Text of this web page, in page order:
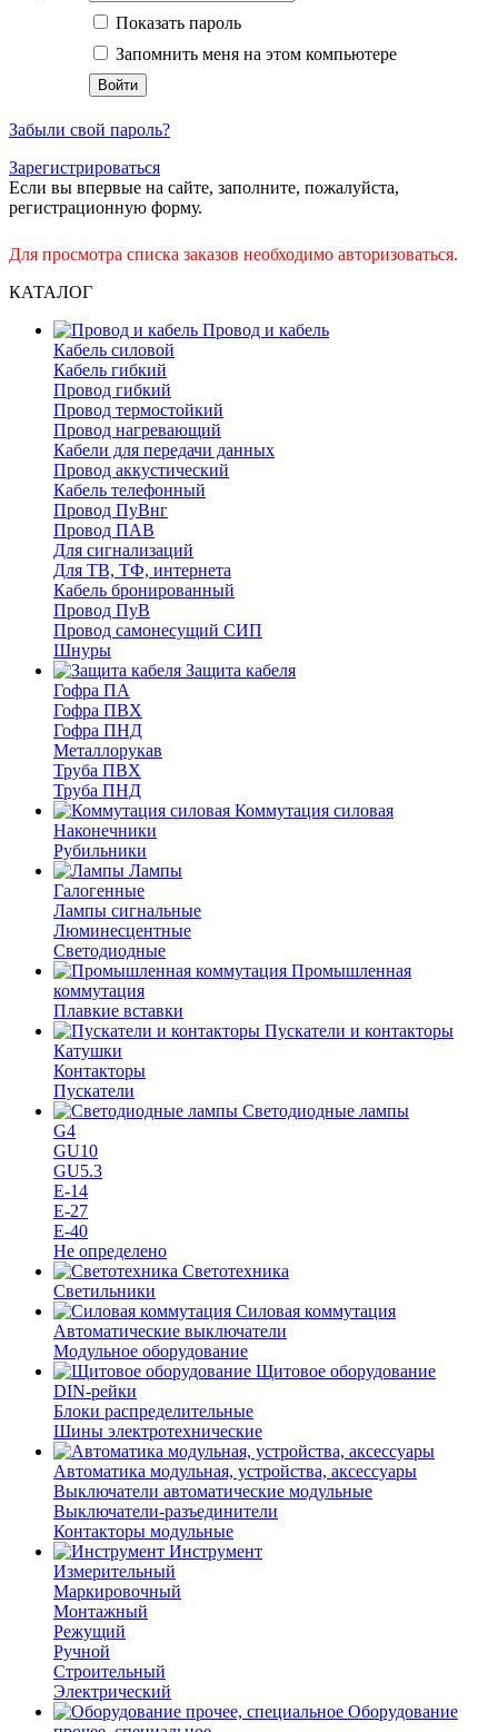
Показать пароль
Запомнить меня на этом компьютере
Забыли свой пароль?
Зарегистрироваться
Если вы впервые на сайте, заполните, пожалуйста,
регистрационную форму.
Для просмотра списка заказов необходимо авторизоваться.
КАТАЛОГ
Провод и кабель
Кабель силовой
Кабель гибкий
Провод гибкий
Провод термостойкий
Провод нагревающий
Кабели для передачи данных
Провод аккустический
Кабель телефонный
Провод ПуВнг
Провод ПАВ
Для сигнализаций
Для ТВ, ТФ, интернета
Кабель бронированный
Провод ПуВ
Провод самонесущий СИП
Шнуры
Защита кабеля
Гофра ПА
Гофра ПВХ
Гофра ПНД
Металлорукав
Труба ПВХ
Труба ПНД
Коммутация силовая
Наконечники
Рубильники
Лампы
Галогенные
Лампы сигнальные
Люминесцентные
Светодиодные
Промышленная
коммутация
Плавкие вставки
Пускатели и контакторы
Катушки
Контакторы
Пускатели
Светодиодные лампы
G4
GU10
GU5.3
Е-14
Е-27
Е-40
Не определено
Светотехника
Светильники
Силовая коммутация
Автоматические выключатели
Модульное оборудование
Щитовое оборудование
DIN-рейки
Блоки распределительные
Шины электротехнические
Автоматика модульная, устройства, аксессуары
Выключатели автоматические модульные
Выключатели-разъединители
Контакторы модульные
Инструмент
Измерительный
Маркировочный
Монтажный
Режущий
Ручной
Строительный
Электрический
Оборудование